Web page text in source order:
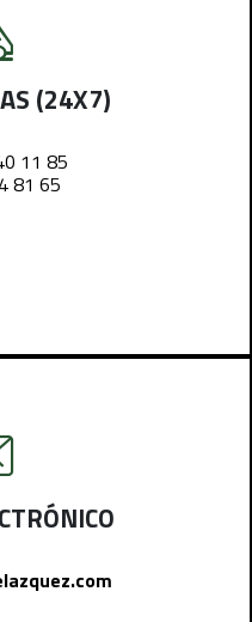
(24X7)
11 85
81 65